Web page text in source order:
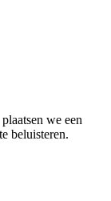
plaatsen we een
beluisteren.